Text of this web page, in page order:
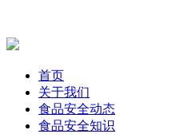
首页
关于我们
食品安全动态
食品安全知识